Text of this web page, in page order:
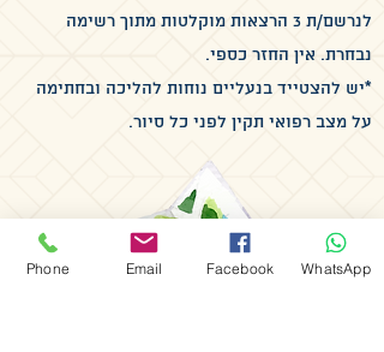
לנרשם/ת 3 הרצאות מוקלטות מתוך רשימה
נבחרת. אין החזר כספי.
*יש להצטייד בנעליים נוחות להליכה ובחתימה
על מצב רפואי תקין לפני כל סיור.
Phone Email Facebook WhatsApp